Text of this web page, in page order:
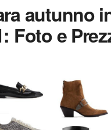
autunno
Foto e